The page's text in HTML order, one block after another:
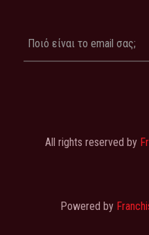
All rights reserved by
Powered by